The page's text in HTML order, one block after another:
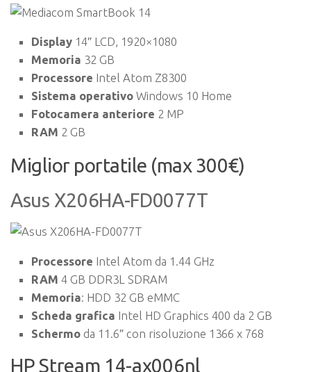
Display 14″ LCD, 1920×1080
Memoria 32 GB
Processore Intel Atom Z8300
Sistema operativo Windows 10 Home
Fotocamera anteriore 2 MP
RAM 2 GB
Miglior portatile (max 300€)
Asus X206HA-FD0077T
Processore Intel Atom da 1.44 GHz
RAM 4 GB DDR3L SDRAM
Memoria: HDD 32 GB eMMC
Scheda grafica Intel HD Graphics 400 da 2 GB
Schermo da 11.6″ con risoluzione 1366 x 768
HP Stream 14-ax006nl